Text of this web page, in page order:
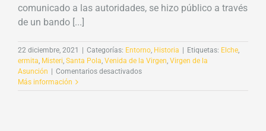
comunicado a las autoridades, se hizo público a través
de un bando [...]
22 diciembre, 2021 | Categorías: Entorno, Historia | Etiquetas: Elche,
ermita, Misteri, Santa Pola, Venida de la Virgen, Virgen de la
Asunción | Comentarios desactivadosen
Más información